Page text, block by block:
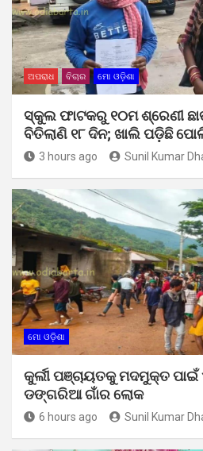
ଅପରାଧ ବିଚାର ମୋ ଓଡ଼ିଶା
ସ୍କୁଲ ଫାଟକରୁ ୧୦ମ ଶ୍ରେଣୀ
ବିତିଲାଣି ୧୮ ଦିନ; ଖାଲି ପଡ଼ିଛି
3 hours ago Sunil Kumar
ମୋ ଓଡ଼ିଶା
କୁର୍ଲୀ ପଞ୍ଚାୟତକୁ ମଦମୁକ୍ତ
ଡଙ୍ଗରିଆ ଗାଁର ଲୋକ
6 hours ago Sunil Kumar